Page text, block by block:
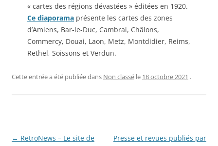
« cartes des régions dévastées » éditées en 1920.
Ce diaporama présente les cartes des zones
d’Amiens, Bar-le-Duc, Cambrai, Châlons,
Commercy, Douai, Laon, Metz, Montdidier, Reims,
Rethel, Soissons et Verdun.
Cette entrée a été publiée dans Non classé le 18 octobre 2021 .
Navigation
← RetroNews – Le site de
Presse et revues publiés par